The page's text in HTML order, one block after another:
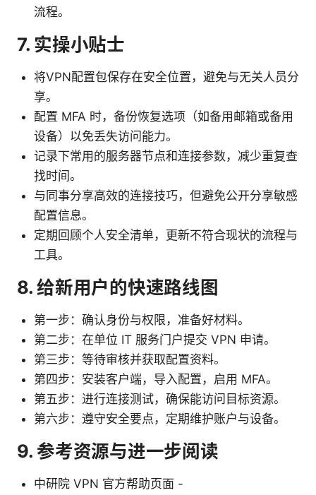
流程。
7. 实操小贴士
将VPN配置包保存在安全位置，避免与无关人员分
享。
配置 MFA 时，备份恢复选项（如备用邮箱或备用
设备）以免丢失访问能力。
记录下常用的服务器节点和连接参数，减少重复查
找时间。
与同事分享高效的连接技巧，但避免公开分享敏感
配置信息。
定期回顾个人安全清单，更新不符合现状的流程与
工具。
8. 给新用户的快速路线图
第一步：确认身份与权限，准备好材料。
第二步：在单位 IT 服务门户提交 VPN 申请。
第三步：等待审核并获取配置资料。
第四步：安装客户端，导入配置，启用 MFA。
第五步：进行连接测试，确保能访问目标资源。
第六步：遵守安全要点，定期维护账户与设备。
9. 参考资源与进一步阅读
中研院 VPN 官方帮助页面 -